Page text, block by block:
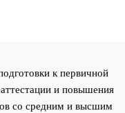
к первичной
и повышения
со средним и высшим